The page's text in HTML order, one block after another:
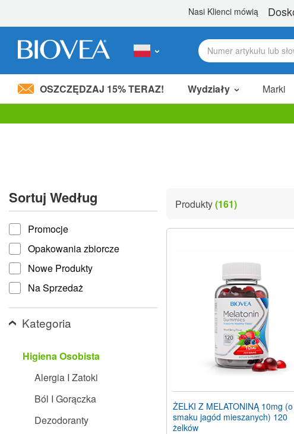
Uwaga:
dostępu.
Naciśnij
klawisze
Control-
F11,
aby
dostosować
stronę
internetową
dla
osób
niedowidzących,
które
czytnika
OSZCZĘDZAJ 15% TERAZ! Wydziały Marki
Sortuj Według
Sortuj według
Promocje
Opakowania zbiorcze
Nowe Produkty
Na Sprzedaż
Kategoria
Higiena Osobista
Alergia I Zatoki
Ból I Gorączka
Dezodoranty
Produkty(161)
ŻELKI Z MELATONINĄ 10mg (o
smaku jagód mieszanych) 120
żelków